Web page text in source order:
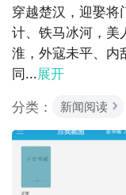
穿越楚汉，迎娶将
计、铁马冰河，美
淮，外寇未平、内
同...展开
分类：
新闻阅读